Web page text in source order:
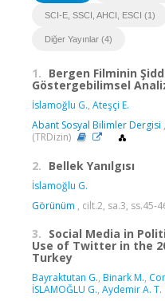
SCI-E, SSCI, AHCI, ESCI (1)
Diğer Yayınlar (4)
1. Bergen Filminin
Göstergebilimsel
İslamoğlu G., Ateşçi E.
Abant Sosyal Bilimler Dergisi
(TRDizin)
2. Bellek Yanılgısı
İslamoğlu G.
Görünüm , cilt.2, sa.3, ss.45-
3. Social Media in
Use of Twitter in the
Turkey
Bayraktutan G., Binark M.,
İSLAMOĞLU G., Aydemir A. T.